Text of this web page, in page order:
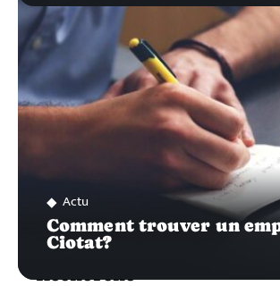
Actu
Comment trouver un
Ciotat?
Recherche